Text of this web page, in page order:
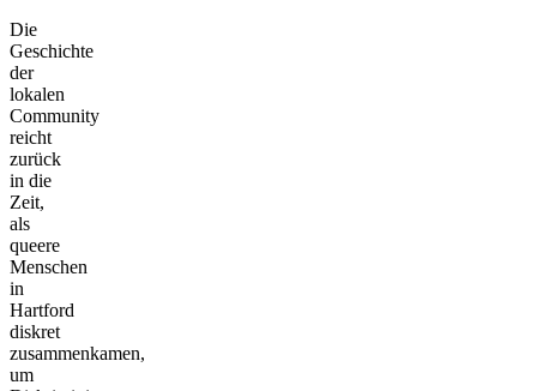
Die
Geschichte
der
lokalen
Community
reicht
zurück
in die
Zeit,
als
queere
Menschen
in
Hartford
diskret
zusammenkamen,
um